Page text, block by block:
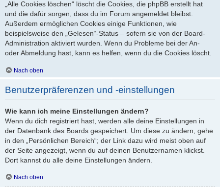
„Alle Cookies löschen“ löscht die Cookies, die phpBB erstellt hat
und die dafür sorgen, dass du im Forum angemeldet bleibst.
Außerdem ermöglichen Cookies einige Funktionen, wie
beispielsweise den „Gelesen“-Status – sofern sie von der Board-
Administration aktiviert wurden. Wenn du Probleme bei der An-
oder Abmeldung hast, kann es helfen, wenn du die Cookies löscht.
Nach oben
Benutzerpräferenzen und -einstellungen
Wie kann ich meine Einstellungen ändern?
Wenn du dich registriert hast, werden alle deine Einstellungen in
der Datenbank des Boards gespeichert. Um diese zu ändern, gehe
in den „Persönlichen Bereich“; der Link dazu wird meist oben auf
der Seite angezeigt, wenn du auf deinen Benutzernamen klickst.
Dort kannst du alle deine Einstellungen ändern.
Nach oben